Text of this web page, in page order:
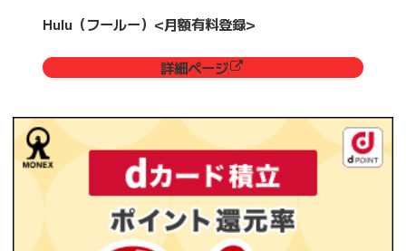
Hulu（フールー）<月額有料登録>
詳細ページ